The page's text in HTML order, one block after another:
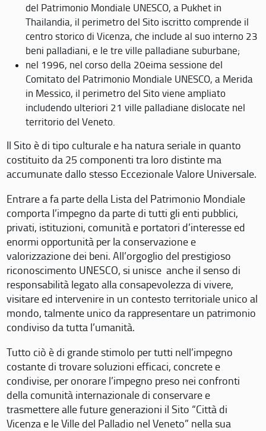
del Patrimonio Mondiale UNESCO, a Pukhet in
Thailandia, il perimetro del Sito iscritto comprende il
centro storico di Vicenza, che include al suo interno 23
beni palladiani, e le tre ville palladiane suburbane;
nel 1996, nel corso della 20eima sessione del
Comitato del Patrimonio Mondiale UNESCO, a Merida
in Messico, il perimetro del Sito viene ampliato
includendo ulteriori 21 ville palladiane dislocate nel
territorio del Veneto.
Il Sito è di tipo culturale e ha natura seriale in quanto
costituito da 25 componenti tra loro distinte ma
accumunate dallo stesso Eccezionale Valore Universale.
Entrare a fa parte della Lista del Patrimonio Mondiale
comporta l’impegno da parte di tutti gli enti pubblici,
privati, istituzioni, comunità e portatori d’interesse ed
enormi opportunità per la conservazione e
valorizzazione dei beni. All’orgoglio del prestigioso
riconoscimento UNESCO, si unisce anche il senso di
responsabilità legato alla consapevolezza di vivere,
visitare ed intervenire in un contesto territoriale unico al
mondo, talmente unico da rappresentare un patrimonio
condiviso da tutta l’umanità.
Tutto ciò è di grande stimolo per tutti nell’impegno
costante di trovare soluzioni efficaci, concrete e
condivise, per onorare l’impegno preso nei confronti
della comunità internazionale di conservare e
trasmettere alle future generazioni il Sito “Città di
Vicenza e le Ville del Palladio nel Veneto” nella sua